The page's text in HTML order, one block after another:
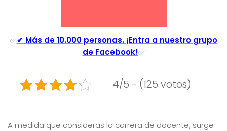
✅✔ Más de 10.000 personas. ¡Entra a nuestro grupo
de Facebook!✅
4/5 - (125 votos)
A medida que consideras la carrera de docente, surge